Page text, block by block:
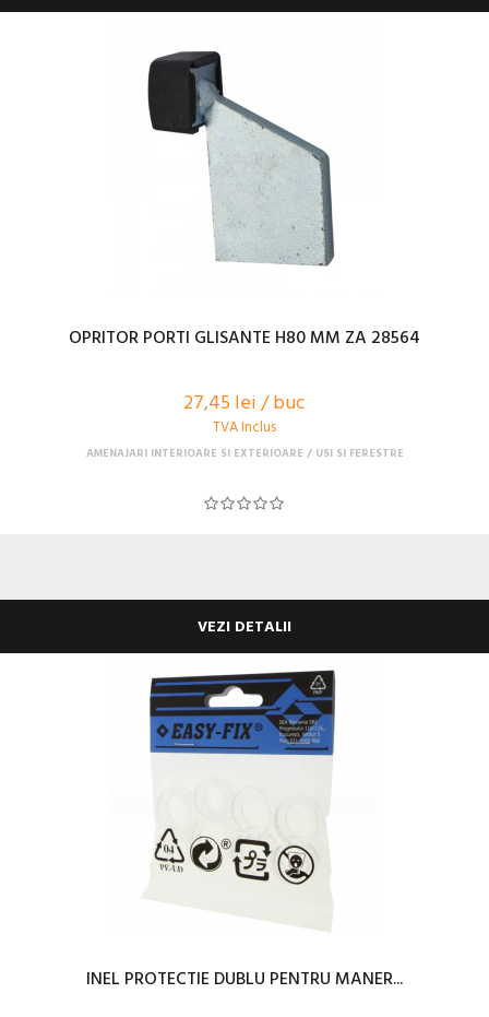
OPRITOR PORTI GLISANTE H80 MM ZA 28564
27,45 lei / buc
TVA Inclus
AMENAJARI INTERIOARE SI EXTERIOARE USI SI FERESTRE
VEZI DETALII
INEL PROTECTIE DUBLU PENTRU MANER...